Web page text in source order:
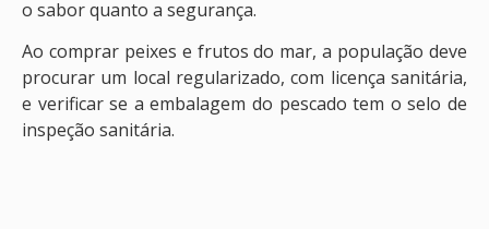
o sabor quanto a segurança.
Ao comprar peixes e frutos do mar, a população deve
procurar um local regularizado, com licença sanitária,
e verificar se a embalagem do pescado tem o selo de
inspeção sanitária.